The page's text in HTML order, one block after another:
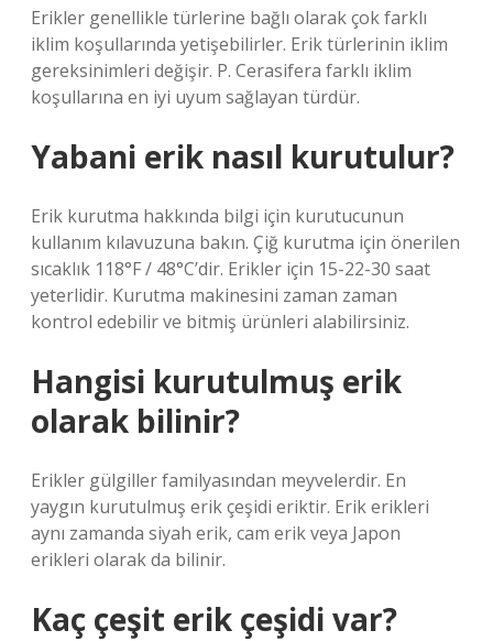
Erikler genellikle türlerine bağlı olarak çok farklı
iklim koşullarında yetişebilirler. Erik türlerinin iklim
gereksinimleri değişir. P. Cerasifera farklı iklim
koşullarına en iyi uyum sağlayan türdür.
Yabani erik nasıl kurutulur?
Erik kurutma hakkında bilgi için kurutucunun
kullanım kılavuzuna bakın. Çiğ kurutma için önerilen
sıcaklık 118°F / 48°C’dir. Erikler için 15-22-30 saat
yeterlidir. Kurutma makinesini zaman zaman
kontrol edebilir ve bitmiş ürünleri alabilirsiniz.
Hangisi kurutulmuş erik
olarak bilinir?
Erikler gülgiller familyasından meyvelerdir. En
yaygın kurutulmuş erik çeşidi eriktir. Erik erikleri
aynı zamanda siyah erik, cam erik veya Japon
erikleri olarak da bilinir.
Kaç çeşit erik çeşidi var?